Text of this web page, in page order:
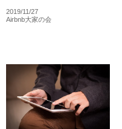
2019/11/27
Airbnb大家の会